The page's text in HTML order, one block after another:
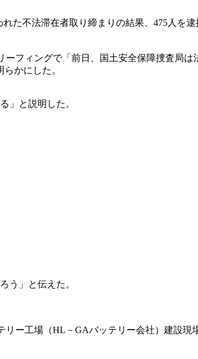
た不法滞在者取り締まりの結果、475人を
フィングで「前日、国土安全保障捜査局は
かにした。
」と説明した。
う」と伝えた。
ー工場（HL－GAバッテリー会社）建設現